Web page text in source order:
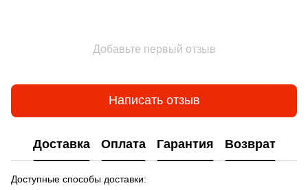
Добавьте первый отзыв
Написать отзыв
Доставка Оплата Гарантия Возврат
Доступные способы доставки: